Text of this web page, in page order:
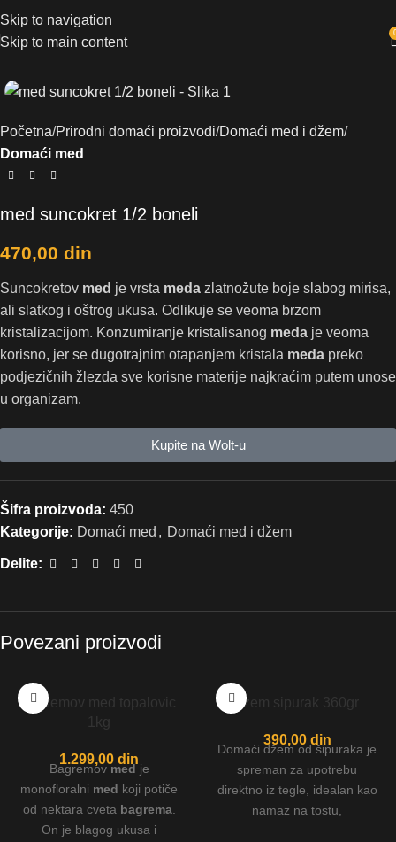
Skip to navigation
Skip to main content
Početna Prirodni domaći proizvodi Domaći med i džem
Domaći med
med suncokret 1/2 boneli
470,00 din
Suncokretov med je vrsta meda zlatnožute boje slabog mirisa,
ali slatkog i oštrog ukusa. Odlikuje se veoma brzom
kristalizacijom. Konzumiranje kristalisanog meda je veoma
korisno, jer se dugotrajnim otapanjem kristala meda preko
podjezičnih žlezda sve korisne materije najkraćim putem unose
u organizam.
Kupite na Wolt-u
Šifra proizvoda: 450
Kategorije: Domaći med , Domaći med i džem
Delite:
Povezani proizvodi
bagremov med topalovic
1kg
1.299,00 din
Bagremovmedje
monofloralni med koji potiče
od nektara cveta bagrema.
On je blagog ukusa i
dzem sipurak 360gr
390,00 din
Domaći džem od šipuraka je
spreman za upotrebu
direktno iz tegle, idealan kao
namaz na tostu,